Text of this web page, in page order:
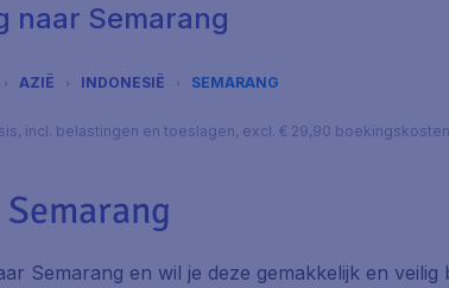
naar Semarang
AZIË INDONESIË SEMARANG
incl. belastingen en toeslagen, excl. € 29,90
Semarang en wil je deze gemakkelijk en veilig